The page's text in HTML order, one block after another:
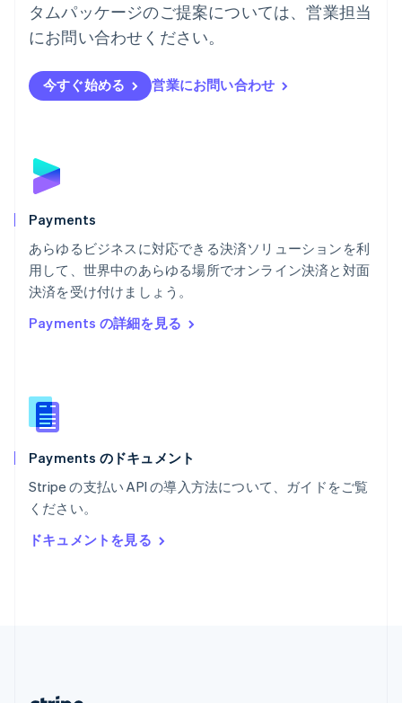
タムパッケージのご提案については、営業担当
にお問い合わせください。
今すぐ始める 営業にお問い合わせ
Payments
あらゆるビジネスに対応できる決済ソリューションを利
用して、世界中のあらゆる場所でオンライン決済と対面
決済を受け付けましょう。
Payments の詳細を見る
Payments のドキュメント
Stripe の支払い API の導入方法について、ガイドをご覧
ください。
ドキュメントを見る
ハンガリー
English
EnglishSvenska
ブラジル
ブルガリア
English
Nederlands
English
ポルトガル
PortuguêsEnglish
English
Español
ラトビア
リトアニア
リヒテンシュタイン
Deutsch
ルーマニア
English